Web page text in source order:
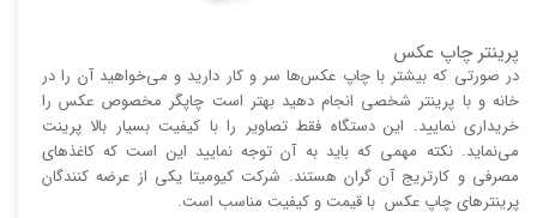
پرینتر چاپ عکس
در صورتی که بیشتر با چاپ عکس‌ها سر و کار دارید و می‌خواهید آن را در
خانه و با پرینتر شخصی انجام دهید بهتر است چاپگر مخصوص عکس را
خریداری نمایید. این دستگاه فقط تصاویر را با کیفیت بسیار بالا پرینت
می‌نماید. نکته مهمی که باید به آن توجه نمایید این است که کاغذ‌های
مصرفی و کارتریج آن گران هستند. شرکت کیومیتا یکی از عرضه کنندگان
پرینتر‌های چاپ عکس با قیمت و کیفیت مناسب است.